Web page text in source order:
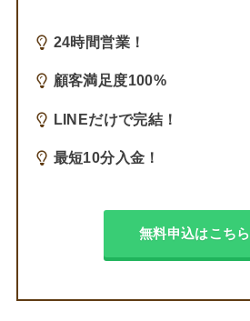
24時間営業！
顧客満足度100%
LINEだけで完結！
最短10分入金！
無料申込はこちら